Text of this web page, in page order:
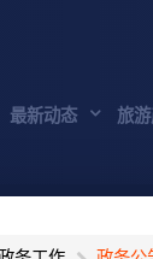
最新动态 旅